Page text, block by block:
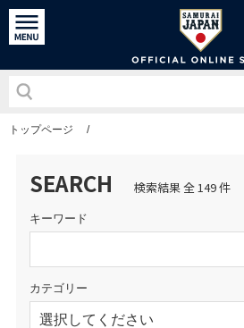
トップページ /
SEARCH 検索結果 全 149 件
キーワード
カテゴリー